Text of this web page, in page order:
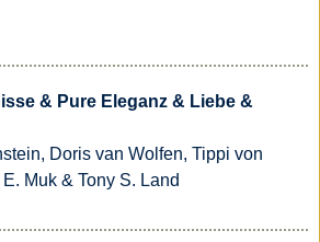
& Pure Eleganz & Liebe &
Doris van Wolfen, Tippi von
Muk & Tony S. Land